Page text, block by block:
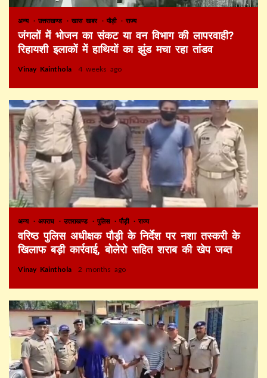
अन्य उत्तराखण्ड खास खबर पौड़ी राज्य
जंगलों में भोजन का संकट या वन विभाग की लापरवाही?
रिहायशी इलाकों में हाथियों का झुंड मचा रहा तांडव
Vinay Kainthola 4 weeks ago
अन्य अपराध उत्तराखण्ड पुलिस पौड़ी राज्य
वरिष्ठ पुलिस अधीक्षक पौड़ी के निर्देश पर नशा तस्करी के
खिलाफ बड़ी कार्रवाई, बोलेरो सहित शराब की खेप जब्त
Vinay Kainthola 2 months ago